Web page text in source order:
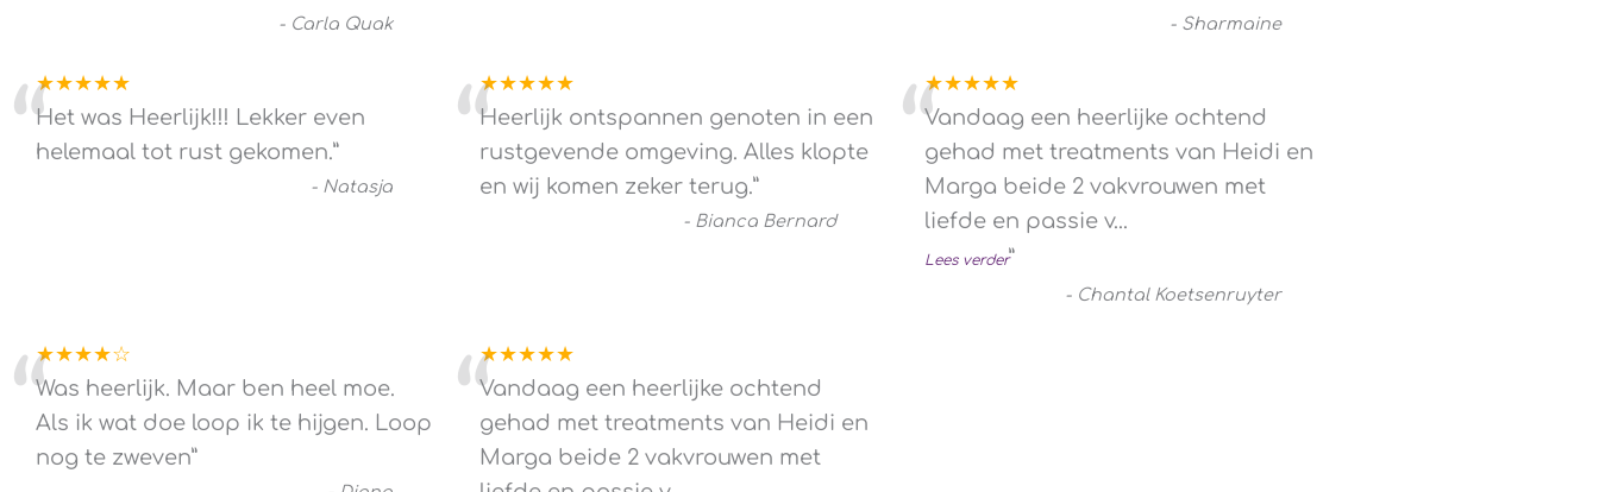
- Carla Quak - Sharmaine
★★★★★
“Het was Heerlijk!!! Lekker even
helemaal tot rust gekomen.”
- Natasja
★★★★★
“Heerlijk ontspannen genoten in een
rustgevende omgeving. Alles klopte
en wij komen zeker terug.”
- Bianca Bernard
★★★★★
“Vandaag een heerlijke ochtend
gehad met treatments van Heidi en
Marga beide 2 vakvrouwen met
liefde en passie v...
Lees verder”
- Chantal Koetsenruyter
★★★★☆
“Was heerlijk. Maar ben heel moe.
Als ik wat doe loop ik te hijgen. Loop
nog te zweven”
★★★★★
“Vandaag een heerlijke ochtend
gehad met treatments van Heidi en
Marga beide 2 vakvrouwen met